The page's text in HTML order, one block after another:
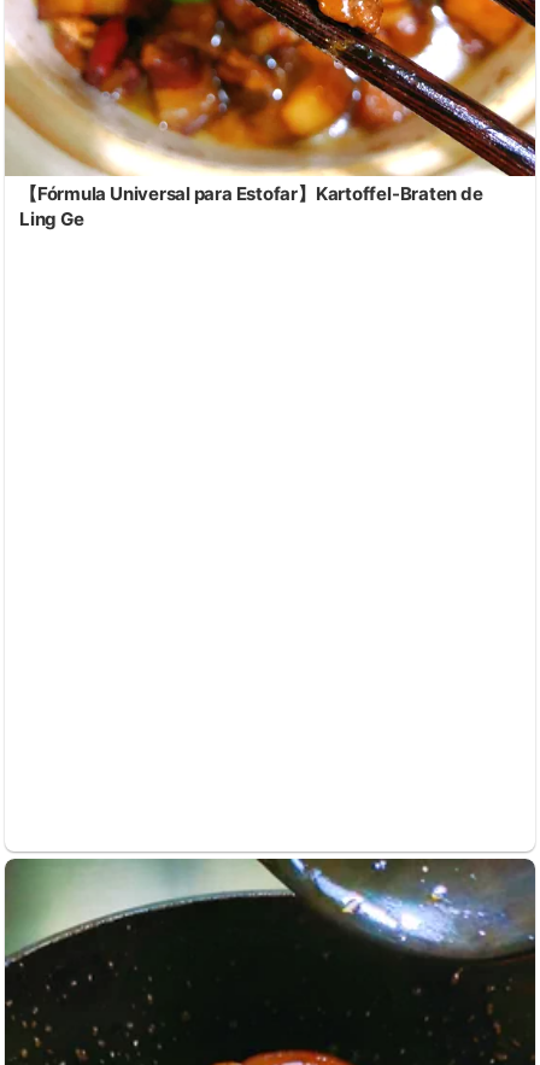
【Fórmula Universal para Estofar】Kartoffel-Braten de
Ling Ge